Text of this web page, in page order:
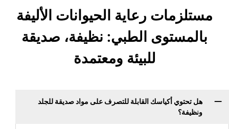
مستلزمات رعاية الحيوانات الأليفة
بالمستوى الطبي: نظيفة، صديقة
للبيئة ومعتمدة
هل تحتوي أكياسك القابلة للتصرف على مواد صديقة للجلد
ونظيفة؟